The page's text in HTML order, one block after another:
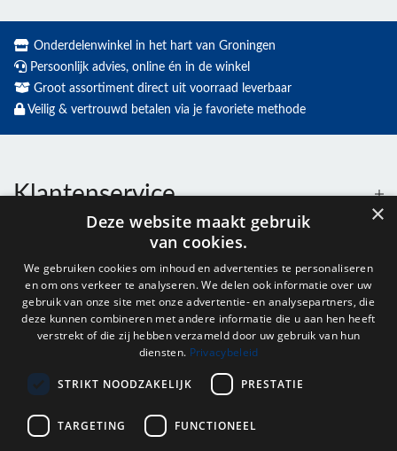
Onderdelenwinkel in het hart van Groningen
Persoonlijk advies, online én in de winkel
Groot assortiment direct uit voorraad leverbaar
Veilig & vertrouwd betalen via je favoriete methode
Klantenservice
Openingstijden
Nieuwsbrief
×
Deze website maakt gebruik
van cookies.
We gebruiken cookies om inhoud en advertenties te personaliseren
en om ons verkeer te analyseren. We delen ook informatie over uw
gebruik van onze site met onze advertentie- en analysepartners, die
deze kunnen combineren met andere informatie die u aan hen heeft
verstrekt of die zij hebben verzameld door uw gebruik van hun
diensten. Privacybeleid
STRIKT NOODZAKELIJK PRESTATIE
TARGETING FUNCTIONEEL